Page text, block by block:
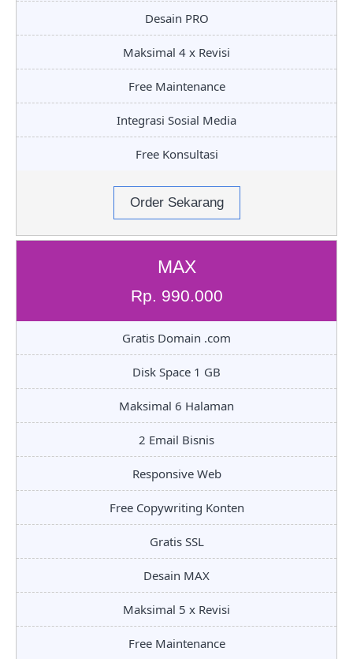
Desain PRO
Maksimal 4 x Revisi
Free Maintenance
Integrasi Sosial Media
Free Konsultasi
Order Sekarang
MAX
Rp. 990.000
Gratis Domain .com
Disk Space 1 GB
Maksimal 6 Halaman
2 Email Bisnis
Responsive Web
Free Copywriting Konten
Gratis SSL
Desain MAX
Maksimal 5 x Revisi
Free Maintenance